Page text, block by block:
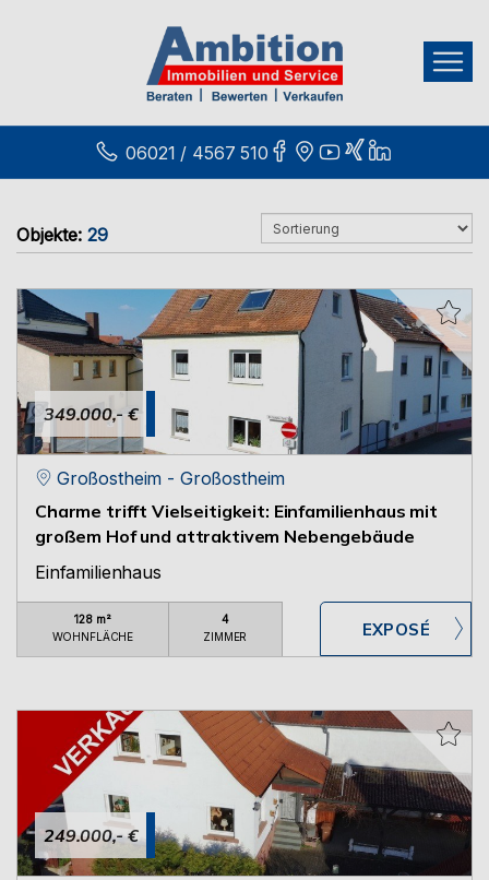
06021 / 4567 510
Objekte: 29
349.000,- €
Großostheim - Großostheim
Charme trifft Vielseitigkeit: Einfamilienhaus mit
großem Hof und attraktivem Nebengebäude
Einfamilienhaus
128 m²
WOHNFLÄCHE
4
ZIMMER
249.000,- €